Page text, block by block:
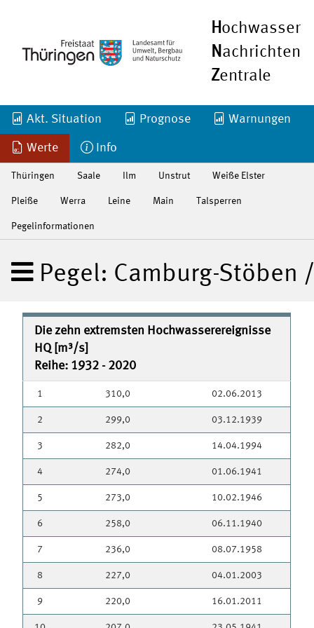
Hochwasser
Nachrichten
Zentrale
Akt. Situation Prognose Warnungen
Werte Info
Thüringen Saale Ilm Unstrut Weiße Elster
Pleiße Werra Leine Main Talsperren
Pegelinformationen
Pegel: Camburg-Stöben
Die zehn extremsten Hochwasserereignisse
HQ [m³/s]
Reihe: 1932 - 2020
1 310,0 02.06.2013
2 299,0 03.12.1939
3 282,0 14.04.1994
4 274,0 01.06.1941
5 273,0 10.02.1946
6 258,0 06.11.1940
7 236,0 08.07.1958
8 227,0 04.01.2003
9 220,0 16.01.2011